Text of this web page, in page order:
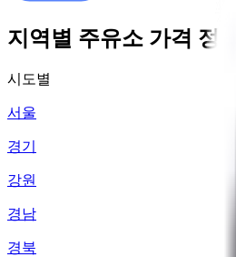
지역별 주유소 가격 정보
시도별
서울
경기
강원
경남
경북